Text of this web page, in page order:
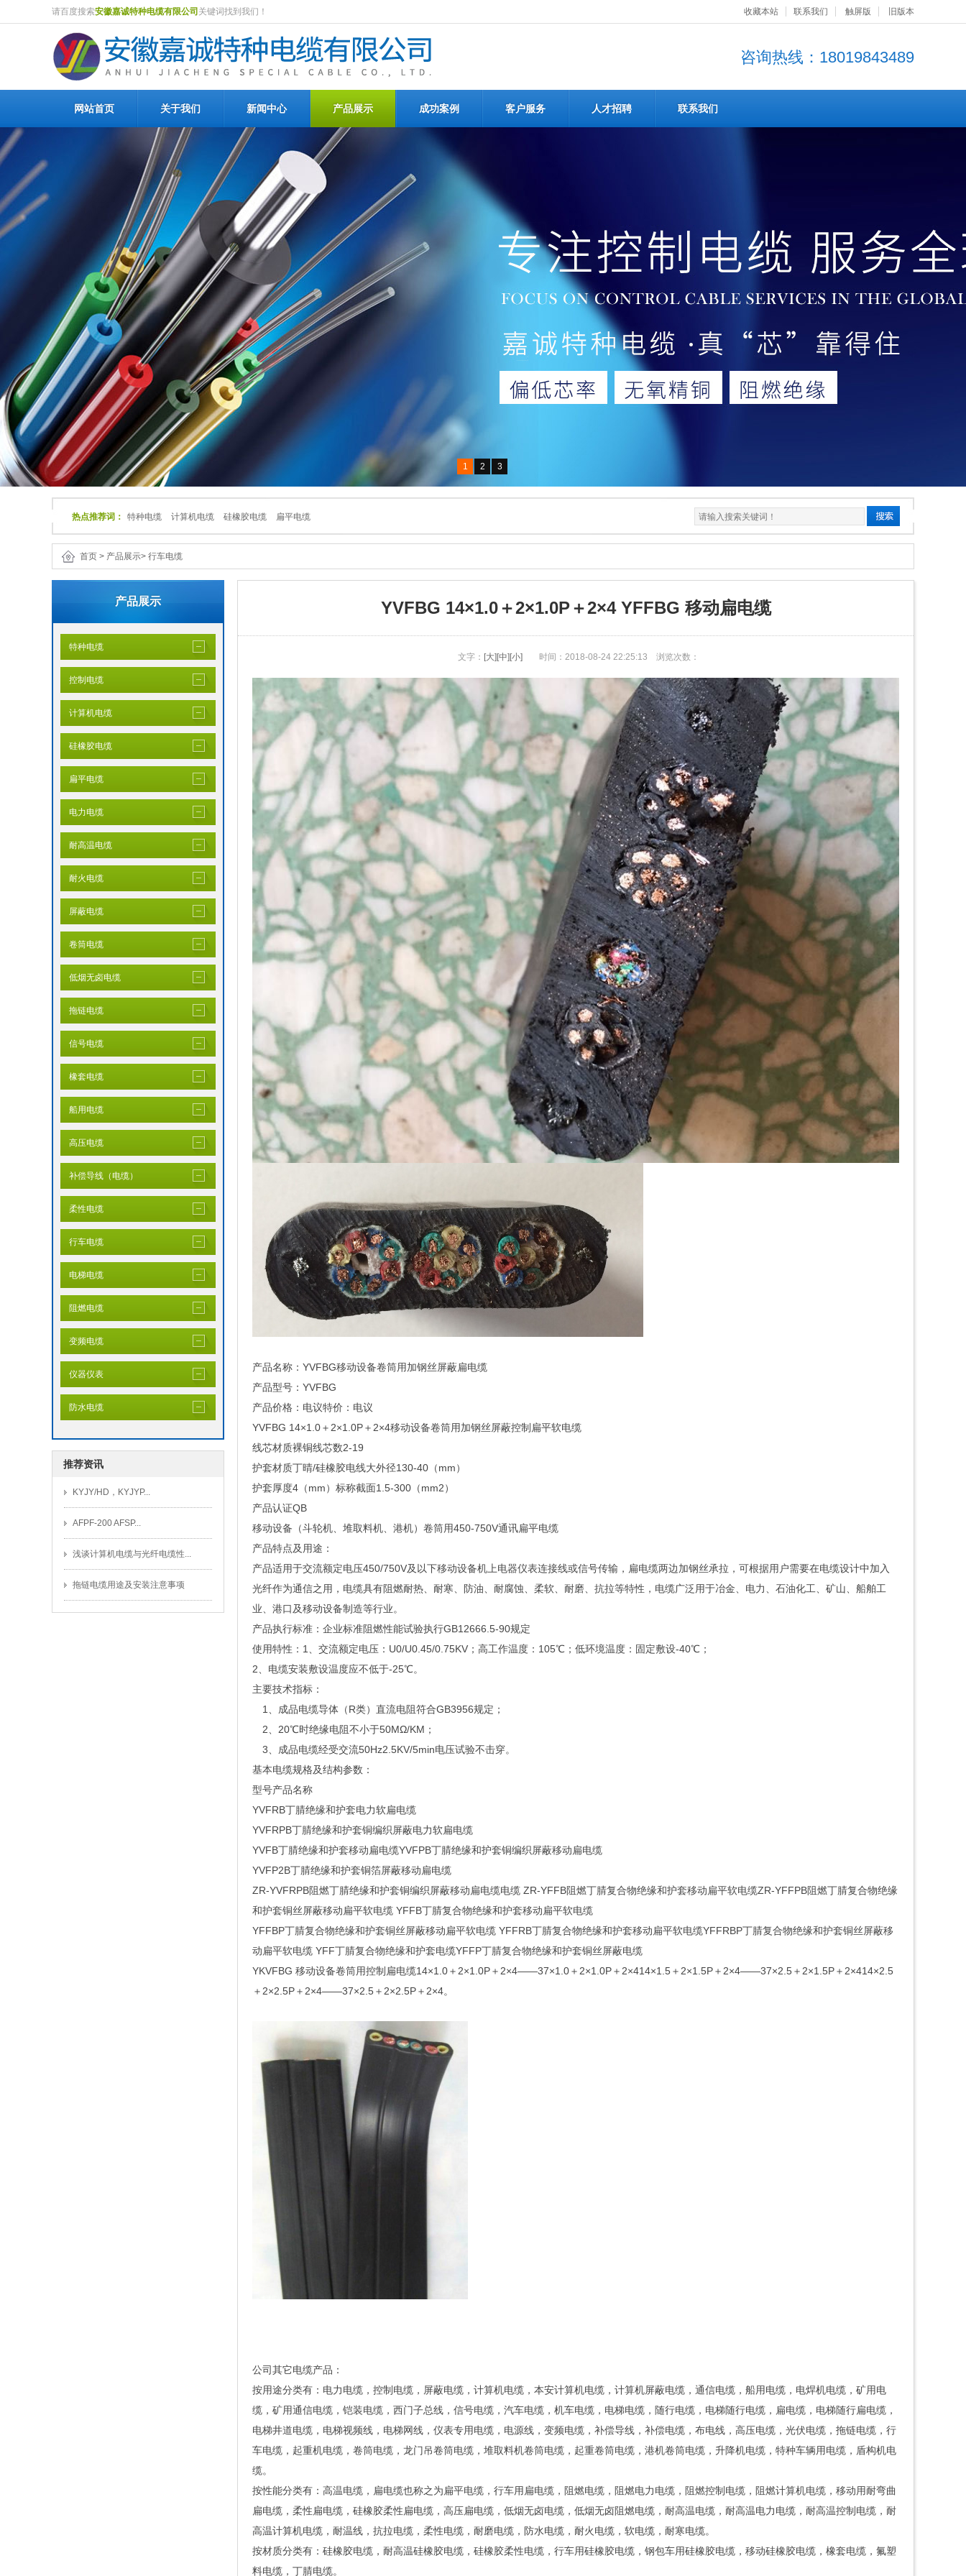
请百度搜索安徽嘉诚特种电缆有限公司 关键词找到我们！ 收藏本站 联系我们 触屏版 旧版本
咨询热线：18019843489
网站首页 关于我们 新闻中心 产品展示 成功案例 客户服务 人才招聘 联系我们
1 2 3
热点推荐词： 特种电缆 计算机电缆 硅橡胶电缆 扁平电缆
首页 > 产品展示> 行车电缆
产品展示
特种电缆
控制电缆
计算机电缆
硅橡胶电缆
扁平电缆
电力电缆
耐高温电缆
耐火电缆
屏蔽电缆
卷筒电缆
低烟无卤电缆
拖链电缆
信号电缆
橡套电缆
船用电缆
高压电缆
补偿导线（电缆）
柔性电缆
行车电缆
电梯电缆
阻燃电缆
变频电缆
仪器仪表
防水电缆
推荐资讯
KYJY/HD，KYJYP...
AFPF-200 AFSP...
浅谈计算机电缆与光纤电缆性...
拖链电缆用途及安装注意事项
YVFBG 14×1.0＋2×1.0P＋2×4 YFFBG 移动扁电缆
文字： [大] [中] [小] 时间：2018-08-24 22:25:13 浏览次数：
产品名称：YVFBG移动设备卷筒用加钢丝屏蔽扁电缆
产品型号：YVFBG
产品价格：电议特价：电议
YVFBG 14×1.0＋2×1.0P＋2×4移动设备卷筒用加钢丝屏蔽控制扁平软电缆
线芯材质裸铜线芯数2-19
护套材质丁晴/硅橡胶电线大外径130-40（mm）
护套厚度4（mm）标称截面1.5-300（mm2）
产品认证QB
移动设备（斗轮机、堆取料机、港机）卷筒用450-750V通讯扁平电缆
产品特点及用途：
产品适用于交流额定电压450/750V及以下移动设备机上电器仪表连接线或信号传输，扁电缆两边加钢丝承拉，可根据用户需要在电缆设计中加入
光纤作为通信之用，电缆具有阻燃耐热、耐寒、防油、耐腐蚀、柔软、耐磨、抗拉等特性，电缆广泛用于冶金、电力、石油化工、矿山、船舶工
业、港口及移动设备制造等行业。
产品执行标准：企业标准阻燃性能试验执行GB12666.5-90规定
使用特性：1、交流额定电压：U0/U0.45/0.75KV；高工作温度：105℃；低环境温度：固定敷设-40℃；
2、电缆安装敷设温度应不低于-25℃。
主要技术指标：
1、成品电缆导体（R类）直流电阻符合GB3956规定；
2、20℃时绝缘电阻不小于50MΩ/KM；
3、成品电缆经受交流50Hz2.5KV/5min电压试验不击穿。
基本电缆规格及结构参数：
型号产品名称
YVFRB丁腈绝缘和护套电力软扁电缆
YVFRPB丁腈绝缘和护套铜编织屏蔽电力软扁电缆
YVFB丁腈绝缘和护套移动扁电缆YVFPB丁腈绝缘和护套铜编织屏蔽移动扁电缆
YVFP2B丁腈绝缘和护套铜箔屏蔽移动扁电缆
ZR-YVFRPB阻燃丁腈绝缘和护套铜编织屏蔽移动扁电缆电缆 ZR-YFFB阻燃丁腈复合物绝缘和护套移动扁平软电缆ZR-YFFPB阻燃丁腈复合物绝缘
和护套铜丝屏蔽移动扁平软电缆 YFFB丁腈复合物绝缘和护套移动扁平软电缆
YFFBP丁腈复合物绝缘和护套铜丝屏蔽移动扁平软电缆 YFFRB丁腈复合物绝缘和护套移动扁平软电缆YFFRBP丁腈复合物绝缘和护套铜丝屏蔽移
动扁平软电缆 YFF丁腈复合物绝缘和护套电缆YFFP丁腈复合物绝缘和护套铜丝屏蔽电缆
YKVFBG 移动设备卷筒用控制扁电缆14×1.0＋2×1.0P＋2×4——37×1.0＋2×1.0P＋2×414×1.5＋2×1.5P＋2×4——37×2.5＋2×1.5P＋2×414×2.5
＋2×2.5P＋2×4——37×2.5＋2×2.5P＋2×4。
公司其它电缆产品：
按用途分类有：电力电缆，控制电缆，屏蔽电缆，计算机电缆，本安计算机电缆，计算机屏蔽电缆，通信电缆，船用电缆，电焊机电缆，矿用电
缆，矿用通信电缆，铠装电缆，西门子总线，信号电缆，汽车电缆，机车电缆，电梯电缆，随行电缆，电梯随行电缆，扁电缆，电梯随行扁电缆，
电梯井道电缆，电梯视频线，电梯网线，仪表专用电缆，电源线，变频电缆，补偿导线，补偿电缆，布电线，高压电缆，光伏电缆，拖链电缆，行
车电缆，起重机电缆，卷筒电缆，龙门吊卷筒电缆，堆取料机卷筒电缆，起重卷筒电缆，港机卷筒电缆，升降机电缆，特种车辆用电缆，盾构机电
缆。
按性能分类有：高温电缆，扁电缆也称之为扁平电缆，行车用扁电缆，阻燃电缆，阻燃电力电缆，阻燃控制电缆，阻燃计算机电缆，移动用耐弯曲
扁电缆，柔性扁电缆，硅橡胶柔性扁电缆，高压扁电缆，低烟无卤电缆，低烟无卤阻燃电缆，耐高温电缆，耐高温电力电缆，耐高温控制电缆，耐
高温计算机电缆，耐温线，抗拉电缆，柔性电缆，耐磨电缆，防水电缆，耐火电缆，软电缆，耐寒电缆。
按材质分类有：硅橡胶电缆，耐高温硅橡胶电缆，硅橡胶柔性电缆，行车用硅橡胶电缆，钢包车用硅橡胶电缆，移动硅橡胶电缆，橡套电缆，氟塑
料电缆，丁腈电缆。